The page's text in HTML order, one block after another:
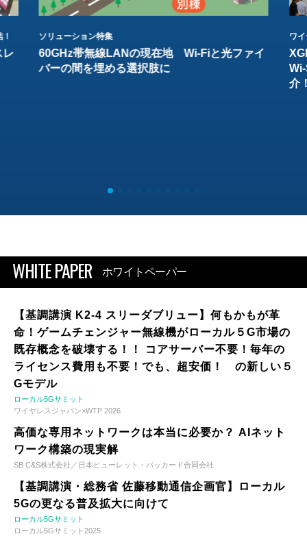
レ
ソリューション特集
60GHz帯無線LANの現在地 Wi-Fiと光ファイ
バーの間を埋める選択肢に
ワ
介
WHITE PAPER ホワイトペーパー
【基調講演 K2-4 スリーダブリュー】何もかもが革
命！ゲームチェンジャー無線機がローカル５G市場の
既存概念を破壊する！！ コアサーバー不要！毎年の
ライセンス費用も不要！でも、超安価！ の新しい５
Gモデル
ローカル5Gサミット
ワイヤレスジャパン×WTP 2026
高価な専用ネットワークは本当に必要か？ AIネット
ワーク構築の現実解
SB C&S株式会社／日本ヒューレット・パッカード合同会社
【基調講演・総務省 佐藤移動通信企画官】ローカル
5Gの更なる普及拡大に向けて
ローカル5Gサミット
ローカル5Gサミット2025